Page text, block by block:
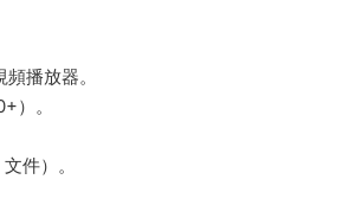
播放器。
）。
件）。